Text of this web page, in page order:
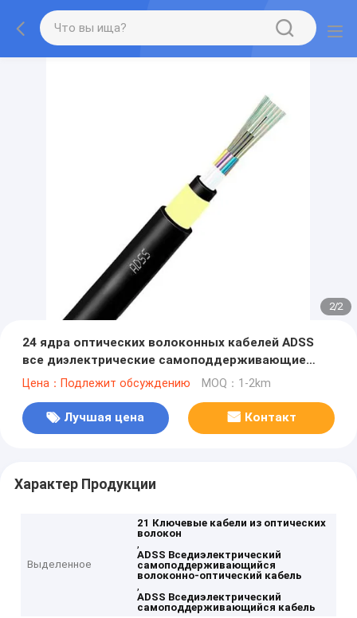
2/2
24 ядра оптических волоконных кабелей ADSS
все диэлектрические самоподдерживающие
кабели
Цена：Подлежит обсуждению MOQ：1-2km
Лучшая цена Контакт
Характер Продукции
Выделенное
21 Ключевые кабели из оптических
волокон
,
ADSS Вседиэлектрический
самоподдерживающийся
волоконно-оптический кабель
,
ADSS Вседиэлектрический
самоподдерживающийся кабель